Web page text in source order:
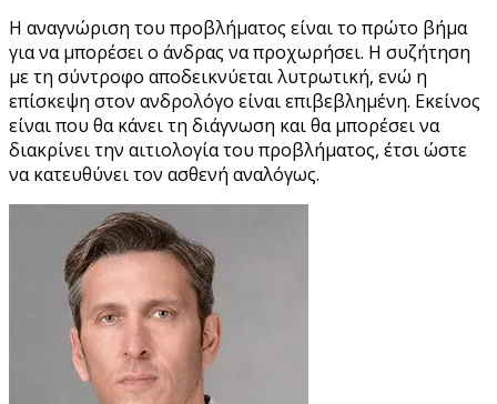
Η αναγνώριση του προβλήματος είναι το πρώτο βήμα
για να μπορέσει ο άνδρας να προχωρήσει. Η συζήτηση
με τη σύντροφο αποδεικνύεται λυτρωτική, ενώ η
επίσκεψη στον ανδρολόγο είναι επιβεβλημένη. Εκείνος
είναι που θα κάνει τη διάγνωση και θα μπορέσει να
διακρίνει την αιτιολογία του προβλήματος, έτσι ώστε
να κατευθύνει τον ασθενή αναλόγως.